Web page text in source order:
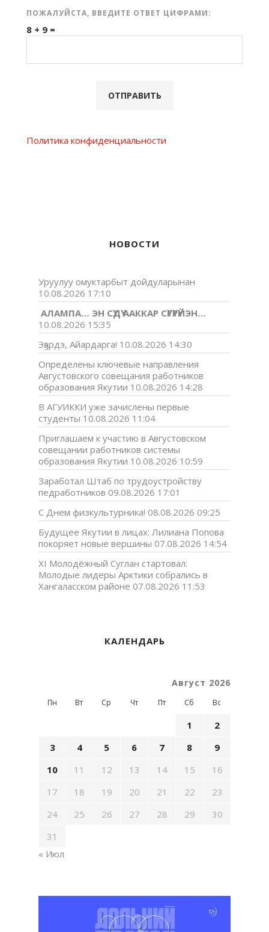
ПОЖАЛУЙСТА, ВВЕДИТЕ ОТВЕТ ЦИФРАМИ:
8 + 9 =
Политика конфиденциальности
НОВОСТИ
Уруулуу омуктарбыт дойдуларынан
10.08.2026 17:10
АЛАМПА… ЭН СҮДҮ ААККАР СҮГҮРҮЙЭН…
10.08.2026 15:35
Эҕэрдэ, Айардарга! 10.08.2026 14:30
Определены ключевые направления
Августовского совещания работников
образования Якутии 10.08.2026 14:28
В АГУИККИ уже зачислены первые
студенты 10.08.2026 11:04
Приглашаем к участию в Августовском
совещании работников системы
образования Якутии 10.08.2026 10:59
Заработал Штаб по трудоустройству
педработников 09.08.2026 17:01
С Днем физкультурника! 08.08.2026 09:25
Будущее Якутии в лицах: Лилиана Попова
покоряет новые вершины 07.08.2026 14:54
XI Молодёжный Суглан стартовал:
Молодые лидеры Арктики собрались в
Хангаласском районе 07.08.2026 11:53
КАЛЕНДАРЬ
Август 2026
Пн Вт Ср Чт Пт Сб Вс
1
2
3
4 5 6 7 8
9
10
11 12 13 14 15
16
17
18 19 20 21 22
23
24
25 26 27 28 29
30
31
« Июл